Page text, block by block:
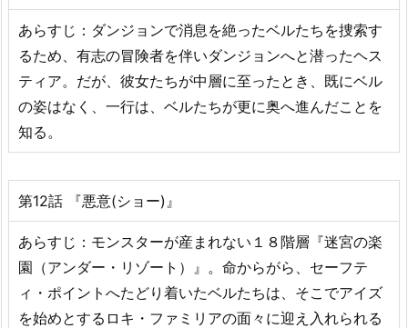
あらすじ：ダンジョンで消息を絶ったベルたちを捜索す
るため、有志の冒険者を伴いダンジョンへと潜ったヘス
ティア。だが、彼女たちが中層に至ったとき、既にベル
の姿はなく、一行は、ベルたちが更に奥へ進んだことを
知る。
第12話 『悪意(ショー)』
あらすじ：モンスターが産まれない１８階層『迷宮の楽
園（アンダー・リゾート）』。命からがら、セーフテ
ィ・ポイントへたどり着いたベルたちは、そこでアイズ
を始めとするロキ・ファミリアの面々に迎え入れられる